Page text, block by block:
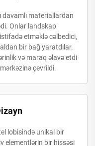
davamlı materiallardan
Onlar landskap
etməklə cəlbedici,
bir bağ yaratdılar.
və maraq əlavə etdi
çevrildi.
lobisində unikal bir
elementlərin bir hissəsi